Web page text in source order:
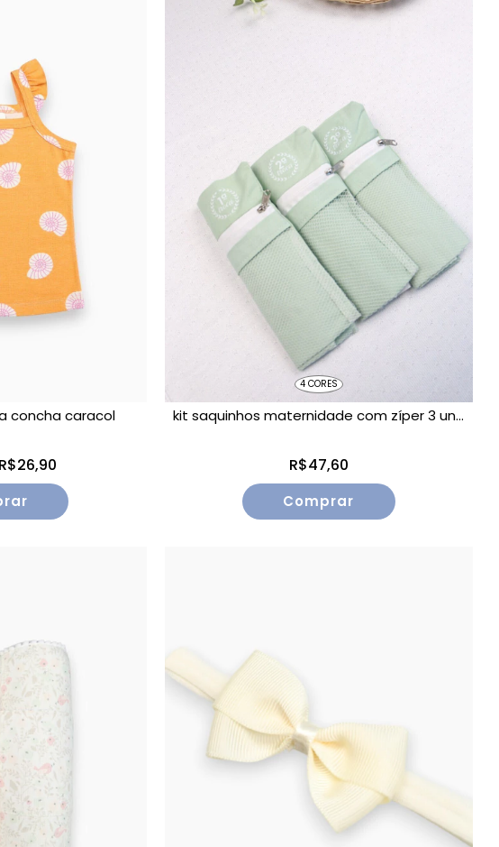
concha caracol
R$26,90
4 CORES
kit saquinhos maternidade com zíper 3 un...
R$47,60
Comprar